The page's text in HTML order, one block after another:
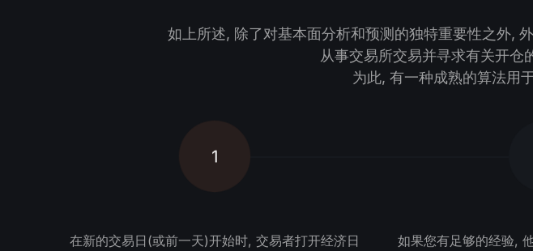
如上所述, 除了对基本面分析和预测的独特重要性之外,
从事交易所交易并寻求有关开仓
为此, 有一种成熟的算法用
1
在新的交易日(或前一天)开始时, 交易者打开经济日
如果您有足够的经验,